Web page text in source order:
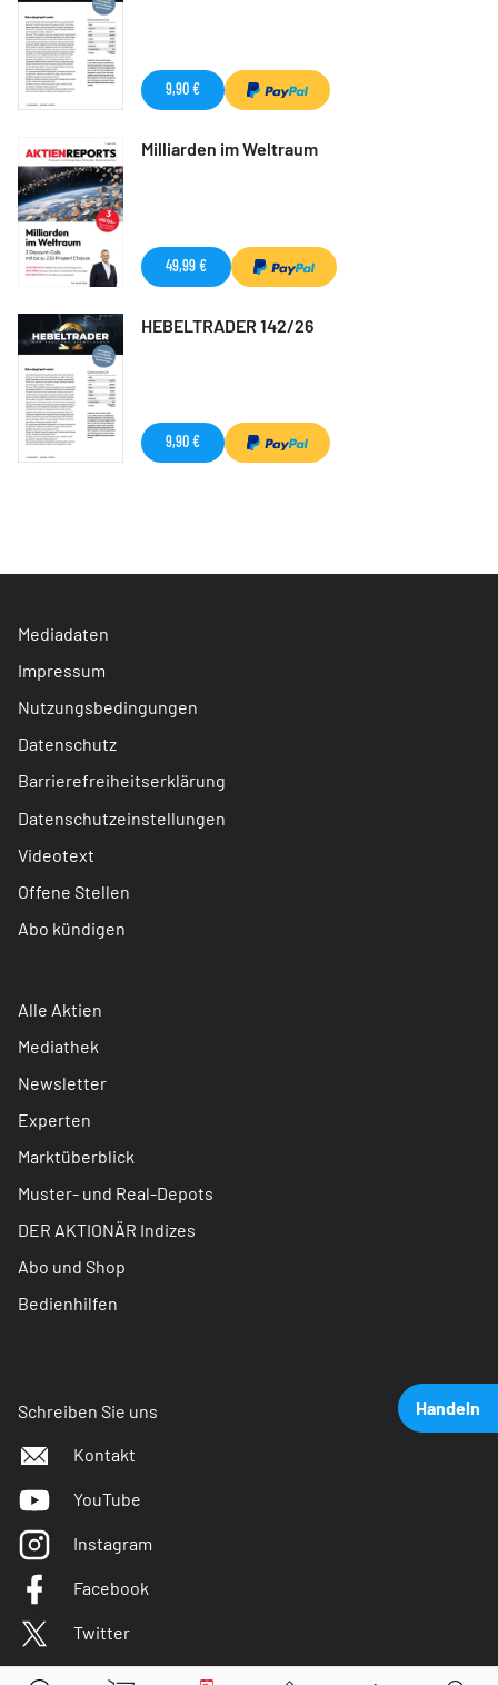
Handeln
9,90 €
Milliarden im Weltraum
49,99 €
HEBELTRADER 142/26
9,90 €
Mediadaten
Impressum
Nutzungsbedingungen
Datenschutz
Barrierefreiheitserklärung
Datenschutzeinstellungen
Videotext
Offene Stellen
Abo kündigen
Alle Aktien
Mediathek
Newsletter
Experten
Marktüberblick
Muster- und Real-Depots
DER AKTIONÄR Indizes
Abo und Shop
Bedienhilfen
Schreiben Sie uns
Kontakt
YouTube
Instagram
Facebook
Twitter